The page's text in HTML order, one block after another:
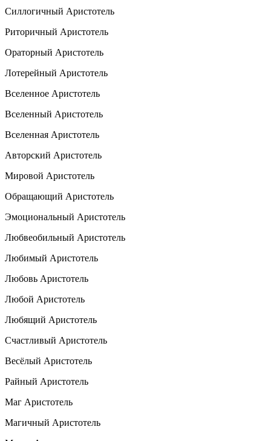
Силлогичный Аристотель
Риторичный Аристотель
Ораторный Аристотель
Лотерейный Аристотель
Вселенное Аристотель
Вселенный Аристотель
Вселенная Аристотель
Авторский Аристотель
Мировой Аристотель
Обращающий Аристотель
Эмоциональный Аристотель
Любвеобильный Аристотель
Любимый Аристотель
Любовь Аристотель
Любой Аристотель
Любящий Аристотель
Счастливый Аристотель
Весёлый Аристотель
Райный Аристотель
Маг Аристотель
Магичный Аристотель